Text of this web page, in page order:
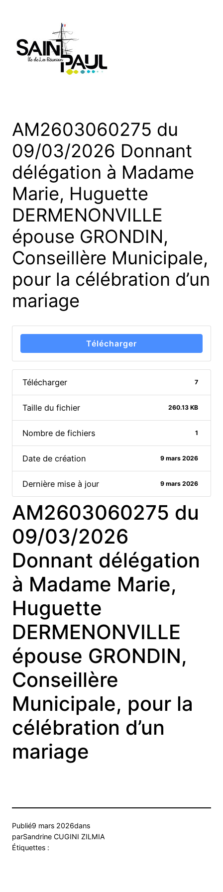
AM2603060275 du
09/03/2026 Donnant
délégation à Madame
Marie, Huguette
DERMENONVILLE
épouse GRONDIN,
Conseillère Municipale,
pour la célébration d’un
mariage
Télécharger
Télécharger 7
Taille du fichier 260.13 KB
Nombre de fichiers 1
Date de création 9 mars 2026
Dernière mise à jour 9 mars 2026
AM2603060275 du
09/03/2026
Donnant délégation
à Madame Marie,
Huguette
DERMENONVILLE
épouse GRONDIN,
Conseillère
Municipale, pour la
célébration d’un
mariage
Publié9 mars 2026dans
parSandrine CUGINI ZILMIA
Étiquettes :